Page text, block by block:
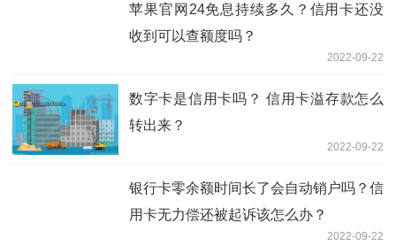
苹果官网24免息持续多久？信用卡还没
收到可以查额度吗？
2022-09-22
数字卡是信用卡吗？ 信用卡溢存款怎么
转出来？
2022-09-22
银行卡零余额时间长了会自动销户吗？信
用卡无力偿还被起诉该怎么办？
2022-09-22